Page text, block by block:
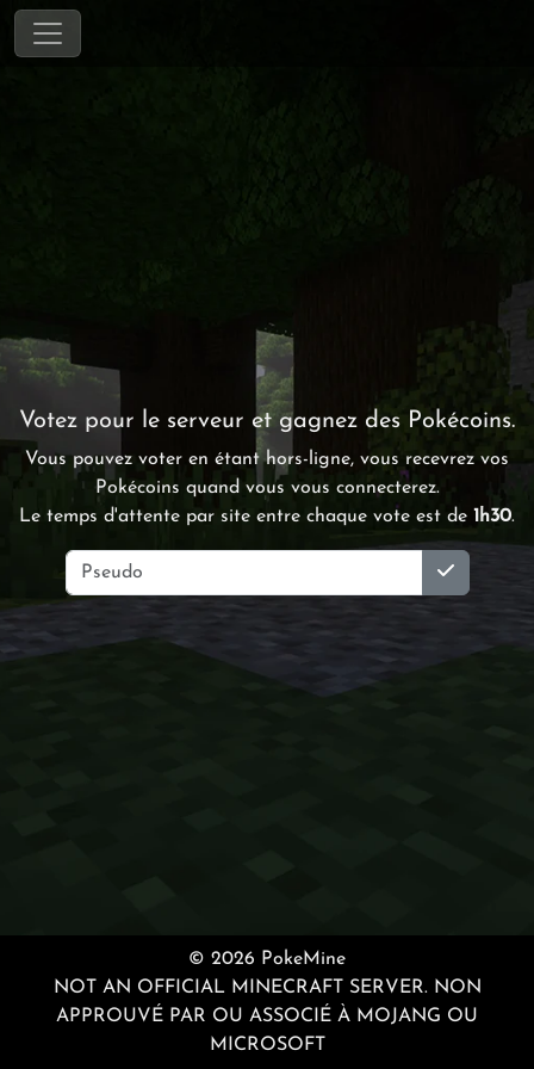
Votez pour le serveur et gagnez des Pokécoins.
Vous pouvez voter en étant hors-ligne, vous recevrez vos
Pokécoins quand vous vous connecterez.
Le temps d'attente par site entre chaque vote est de 1h30.
© 2026 PokeMine
NOT AN OFFICIAL MINECRAFT SERVER. NON
APPROUVÉ PAR OU ASSOCIÉ À MOJANG OU
MICROSOFT